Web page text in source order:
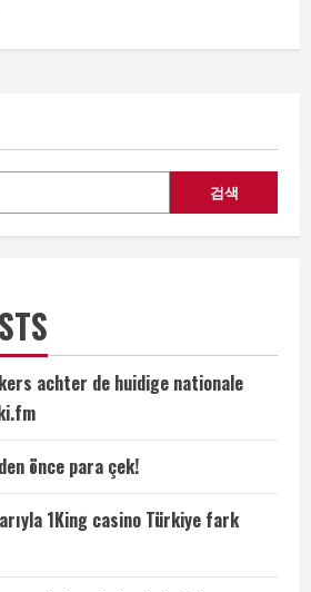
검색
achter de huidige nationale
önce para çek!
1King casino Türkiye fark